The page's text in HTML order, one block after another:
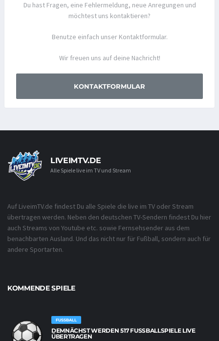
Du hast Fragen, eine Fehlermeldung, neue Anregungen und
möchtest uns kontaktieren?
Benutze einfach unser Kontaktformular.
Wir freuen uns auf deine Nachricht!
KONTAKTFORMULAR
LIVEIMTV.DE
Alle Spiele live im TV und Stream
Auf LiveimTV.de findest Du alle Spiele die live im TV oder Stream
übertragen werden. Neben den deutschen TV-Sendern findest Du hier
auch Streams von Youtube etc. sowie Fernsehsender aus dem
benachbarten Ausland. Und das nicht nur für Fußball, sondern auch für
andere Sportarten.
KOMMENDE SPIELE
FUSSBALL
DEMNÄCHST WERDEN 517 FUSSBALLSPIELE LIVE Ü
BERTRAGEN